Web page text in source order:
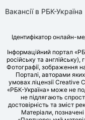
Вакансії в РБК-Україна
Ідентифікатор онлайн-
Інформаційний портал
російську та
Фотографії, зображення
Порталі, авторами
умовах ліцензії Creative
«РБК-Україна» може не
не підлягають
достовірність та зміст
Матеріали,